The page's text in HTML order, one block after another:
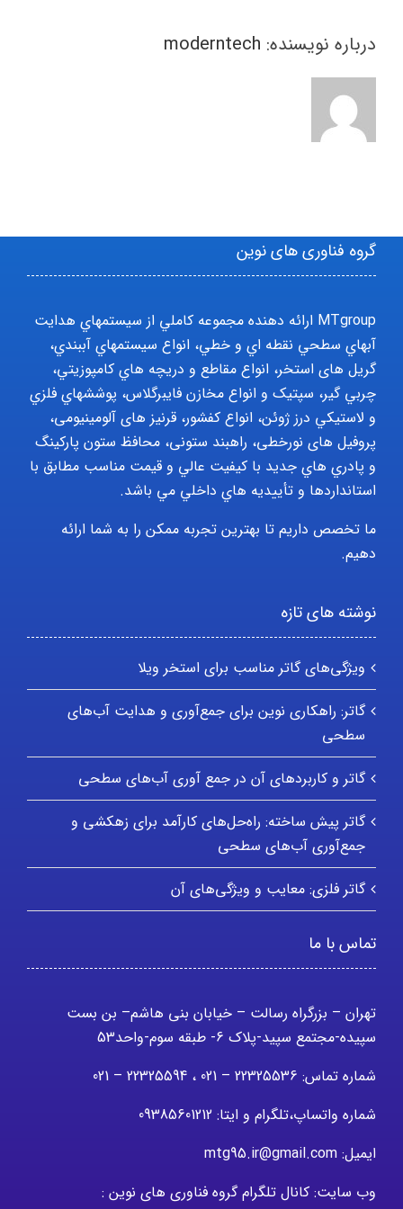
درباره نویسنده: moderntech
گروه فناوری های نوین
MTgroup ارائه دهنده مجموعه کاملي از سيستمهاي هدايت
آبهاي سطحي نقطه اي و خطي، انواع سيستمهاي آببندي،
گریل های استخر، انواع مقاطع و دريچه هاي کامپوزيتي،
چربي گير، سپتيک و انواع مخازن فايبرگلاس، پوششهاي فلزي
و لاستيکي درز ژوئن، انواع کفشور، قرنیز های آلومینیومی،
پروفیل های نورخطی، راهبند ستونی، محافظ ستون پارکينگ
و پادري هاي جديد با کيفيت عالي و قيمت مناسب مطابق با
استانداردها و تأييديه هاي داخلي مي باشد.
ما تخصص داریم تا بهترین تجربه ممکن را به شما ارائه
دهیم.
نوشته های تازه
ویژگی‌های گاتر مناسب برای استخر ویلا
گاتر: راهکاری نوین برای جمع‌آوری و هدایت آب‌های
سطحی
گاتر و کاربردهای آن در جمع آوری آب‌های سطحی
گاتر پیش ساخته: راه‌حل‌های کارآمد برای زهکشی و
جمع‌آوری آب‌های سطحی
گاتر فلزی: معایب و ویژگی‌های آن
تماس با ما
تهران – بزرگراه رسالت – خیابان بنی هاشم– بن بست
سپیده-مجتمع سپید-پلاک 6- طبقه سوم-واحد53
شماره تماس: 22325536 – 021 ، 22325594 – 021
شماره واتساپ،تلگرام و ایتا: 09385601212
ایمیل: mtg95.ir@gmail.com
وب سایت: کانال تلگرام گروه فناوری های نوین :